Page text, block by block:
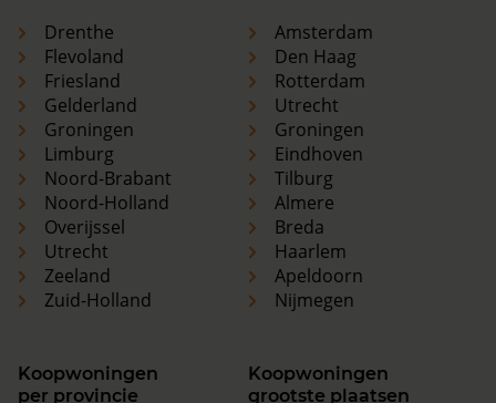
Drenthe
Flevoland
Friesland
Gelderland
Groningen
Limburg
Noord-Brabant
Noord-Holland
Overijssel
Utrecht
Zeeland
Zuid-Holland
Amsterdam
Den Haag
Rotterdam
Utrecht
Groningen
Eindhoven
Tilburg
Almere
Breda
Haarlem
Apeldoorn
Nijmegen
Koopwoningen
per provincie
Koopwoningen
grootste plaatsen